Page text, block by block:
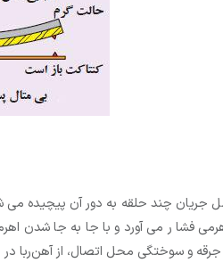
جریان چند حلقه به دور آن پیچیده
فشا ر می آورد و با جا به جا شدن
و سوختگی محل اتصال، از